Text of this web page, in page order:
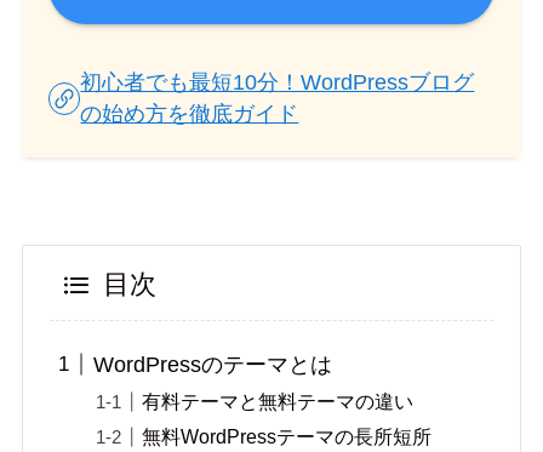
初心者でも最短10分！WordPressブログ
の始め方を徹底ガイド
目次
WordPressのテーマとは
有料テーマと無料テーマの違い
無料WordPressテーマの長所短所